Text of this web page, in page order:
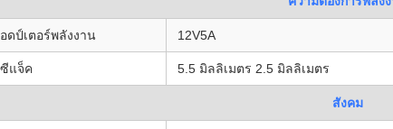
ดป์เตอร์พลังงาน 12V5A
แจ็ค 5.5 มิลลิเมตร 2.5 มิลลิเมตร
สังคม